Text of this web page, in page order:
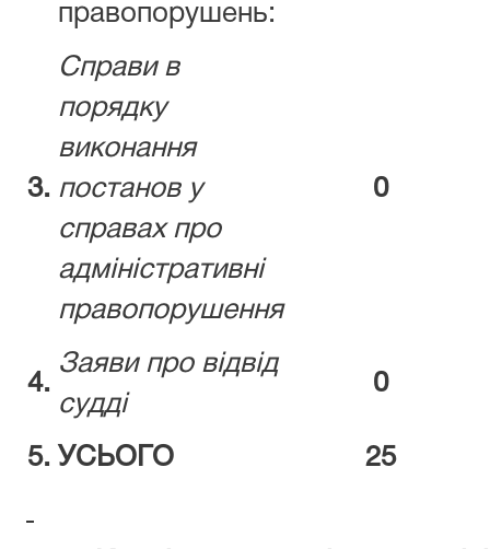
правопорушень:
3.
Справи в
порядку
виконання
постанов у
справах про
адміністративні
правопорушення
0
4.
Заяви про відвід
судді
0
5. УСЬОГО 25